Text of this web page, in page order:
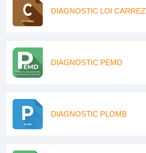
DIAGNOSTIC LOI CARREZ
DIAGNOSTIC PEMD
DIAGNOSTIC PLOMB